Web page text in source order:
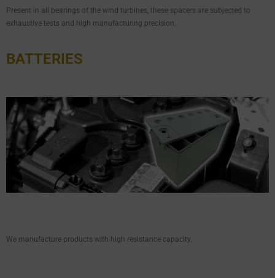
Present in all bearings of the wind turbines, these spacers are subjected to
exhaustive tests and high manufacturing precision.
BATTERIES
We manufacture products with high resistance capacity.